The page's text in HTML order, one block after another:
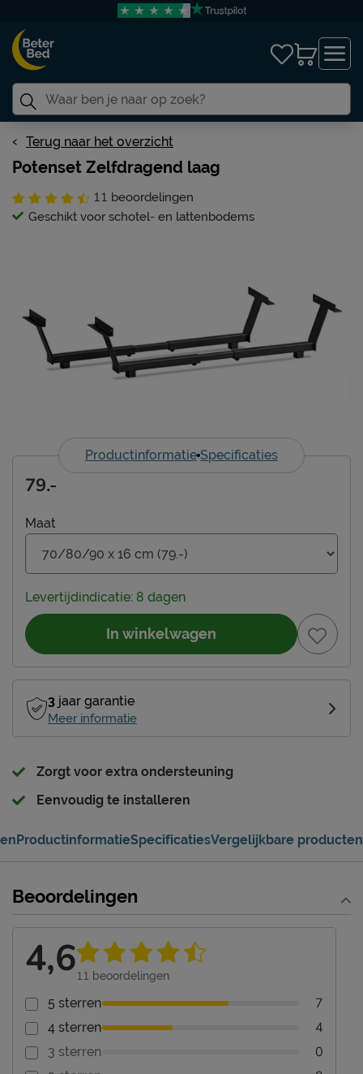
Terug naar het overzicht
Potenset Zelfdragend laag
11 beoordelingen
Geschikt voor schotel- en lattenbodems
Productinformatie Specificaties
Maat
79.-
Levertijdindicatie: 8 dagen
In winkelwagen
3 jaar garantie
Meer informatie
Zorgt voor extra ondersteuning
Eenvoudig te installeren
ProductinformatieSpecificatiesVergelijkbare producten
Beoordelingen
4,611 beoordelingen
5 sterren 7
4 sterren 4
3 sterren 0